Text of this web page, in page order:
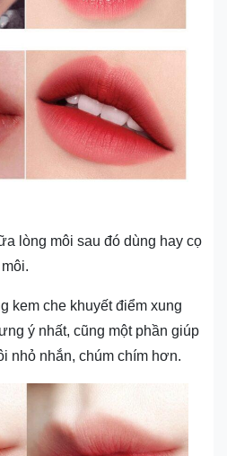
lòng môi sau đó dùng hay cọ
kem che khuyết điểm xung
ý nhất, cũng một phần giúp
nhỏ nhắn, chúm chím hơn.